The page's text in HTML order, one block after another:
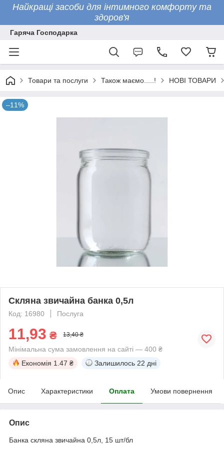
Найкращі засоби для інтимного комфорту та
здоров'я
Гаряча Господарка
Товари та послуги Також маємо.....! НОВІ ТОВАРИ
–11%
Скляна звичайна банка 0,5л
Код: 16980 Послуга
11,93 ₴ 13,40 ₴
Мінімальна сума замовлення на сайті — 400 ₴
Економія 1.47 ₴ Залишилось 22 дні
Опис Характеристики Оплата Умови повернення
Опис
Банка скляна звичайна 0,5л, 15 шт/бл